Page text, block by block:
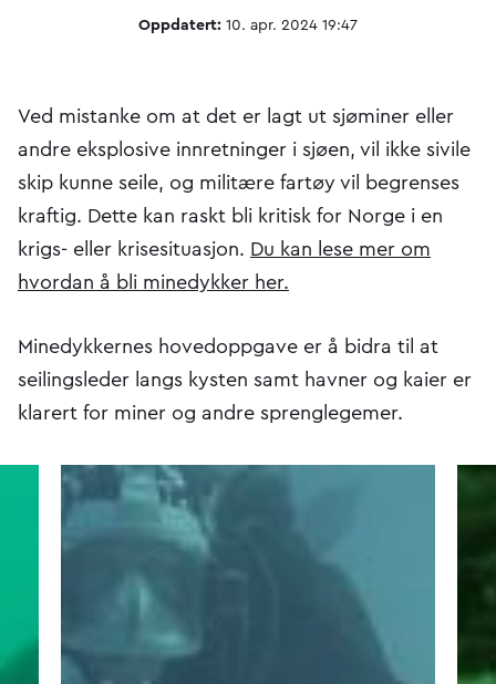
Oppdatert: 10. apr. 2024 19:47
Ved mistanke om at det er lagt ut sjøminer eller
andre eksplosive innretninger i sjøen, vil ikke sivile
skip kunne seile, og militære fartøy vil begrenses
kraftig. Dette kan raskt bli kritisk for Norge i en
krigs- eller krisesituasjon. Du kan lese mer om
hvordan å bli minedykker her.
Minedykkernes hovedoppgave er å bidra til at
seilingsleder langs kysten samt havner og kaier er
klarert for miner og andre sprenglegemer.